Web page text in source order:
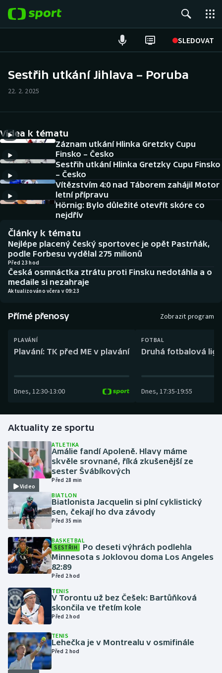
SLEDOVAT
Hokej
Tenis
Atletika
Cyklistika
DALŠÍ SPORTY
Americký fotbal
Baseball a softbal
Basketbal
Biatlon
Curling
Florbal
Golf
Gymnastika
Házená
Jezdectví
Judo
Krasobruslení
Lezení
Lyže a snowboard
Moderní pětiboj
Motorsport
NEPŘEHLÉDNĚTE
Soutěže
Historické návraty
Aplikace ČT sport
Sestřih utkání Jihlava – Poruba
22. 2. 2025
Videa k tématu
Záznam utkání Hlinka Gretzky Cupu
Finsko – Česko
Sestřih utkání Hlinka Gretzky Cupu Finsko
– Česko
Vítězstvím 4:0 nad Táborem zahájil Motor
letní přípravu
Hörnig: Bylo důležité otevřít skóre co
nejdřív
Články k tématu
Nejlépe placený český sportovec je opět Pastrňák,
podle Forbesu vydělal 275 milionů
Před 23 hod
Česká osmnáctka ztrátu proti Finsku nedotáhla a o
medaile si nezahraje
Aktualizováno včera v 09:23
Přímé přenosy Zobrazit program
PLAVÁNÍ
Plavání: TK před ME v plavání
Dnes, 12:30-13:00
FOTBAL
Druhá fotbalová
Dnes, 17:35-19:55
Aktuality ze sportu
Video
ATLETIKA
Amálie fandí Apoleně. Hlavy máme
skvěle srovnané, říká zkušenější ze
sester Švábíkových
Před 28 min
BIATLON
Biatlonista Jacquelin si plní cyklistický
sen, čekají ho dva závody
Před 35 min
BASKETBAL
SESTŘIH
Po deseti výhrách podlehla
Minnesota s Joklovou doma Los Angeles
82:89
Před 2 hod
TENIS
V Torontu už bez Češek: Bartůňková
skončila ve třetím kole
Před 2 hod
TENIS
Lehečka je v Montrealu v osmifinále
Před 2 hod